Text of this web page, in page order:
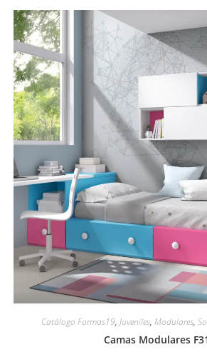
Catálogo Formas19, Juveniles, Modulares,
Camas Modulares